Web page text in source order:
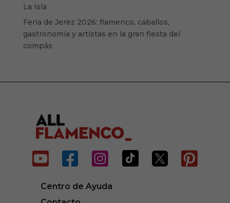
La Isla
Feria de Jerez 2026: flamenco, caballos,
gastronomía y artistas en la gran fiesta del
compás
     
Centro de Ayuda